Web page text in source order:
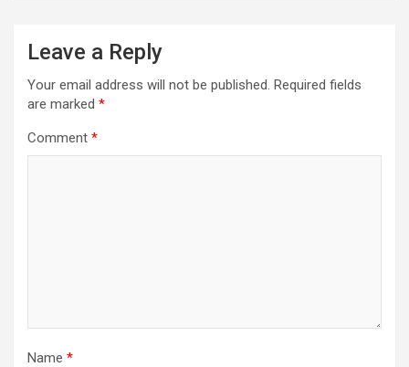
Leave a Reply
Your email address will not be published. Required fields
are marked *
Comment *
Name *